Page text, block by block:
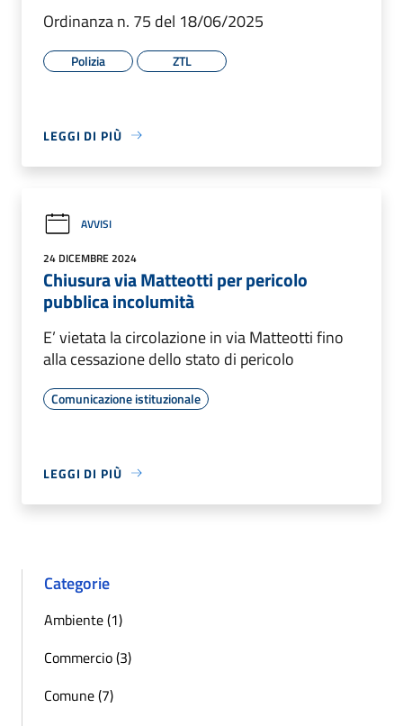
Ordinanza n. 75 del 18/06/2025
Polizia ZTL
LEGGI DI PIÙ
AVVISI
24 DICEMBRE 2024
Chiusura via Matteotti per pericolo
pubblica incolumità
E’ vietata la circolazione in via Matteotti fino
alla cessazione dello stato di pericolo
Comunicazione istituzionale
LEGGI DI PIÙ
Categorie
Ambiente (1)
Commercio (3)
Comune (7)